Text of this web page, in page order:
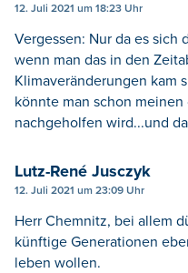
12. Juli 2021 um 18:23 Uhr
Vergessen: Nur da es sich
wenn man das in den
Klimaveränderungen kam
könnte man schon meinen
nachgeholfen wird...und
Lutz-René Jusczyk
12. Juli 2021 um 23:09 Uhr
Herr Chemnitz, bei allem
künftige Generationen
leben wollen.